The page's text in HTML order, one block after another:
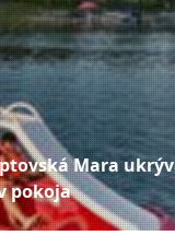
Mara
pokoja